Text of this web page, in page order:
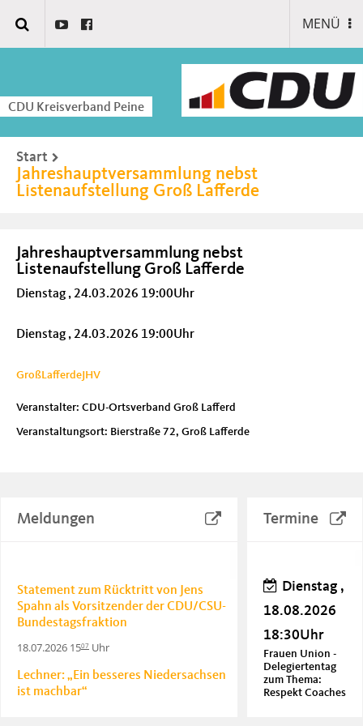
MENÜ
CDU Kreisverband Peine
Start
Jahreshauptversammlung nebst
Listenaufstellung Groß Lafferde
Jahreshauptversammlung nebst
Listenaufstellung Groß Lafferde
Dienstag , 24.03.2026 19:00Uhr
Dienstag , 24.03.2026 19:00Uhr
GroßLafferdeJHV
Veranstalter: CDU-Ortsverband Groß Lafferd
Veranstaltungsort: Bierstraße 72, Groß Lafferde
Meldungen
Statement zum Rücktritt von Jens
Spahn als Vorsitzender der CDU/CSU-
Bundestagsfraktion
18.07.2026 1507 Uhr
Lechner: „Ein besseres Niedersachsen
ist machbar“
Termine
Dienstag ,
18.08.2026
18:30Uhr
Frauen Union -
Delegiertentag
zum Thema:
Respekt Coaches